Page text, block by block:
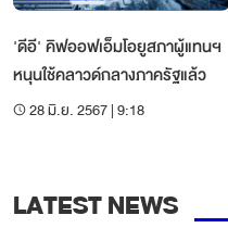
'ดีอี' คิฟออฟเอ็มโอยูสภาผู้แทนฯ
หนุนใช้คลาวด์กลางภาครัฐแล้ว
28 มิ.ย. 2567 | 9:18
LATEST NEWS